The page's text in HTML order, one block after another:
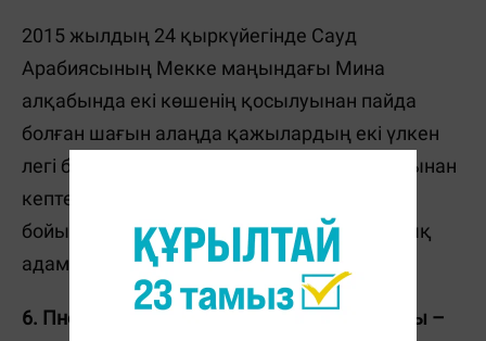
2015 жылдың 24 қыркүйегінде Сауд
Арабиясының Мекке маңындағы Мина
алқабында екі көшенің қосылуынан пайда
болған шағын алаңда қажылардың екі үлкен
легі бетпе-бет келіп қалды. Соның салдарынан
кептеліс пайда болды. Кейінгі мәліметтер
бойынша, 717 адам қаза тауып, 900-ге жуық
адам жарақат алған.
6. Пномпеньдегі апат. Қаза тапқандар саны –